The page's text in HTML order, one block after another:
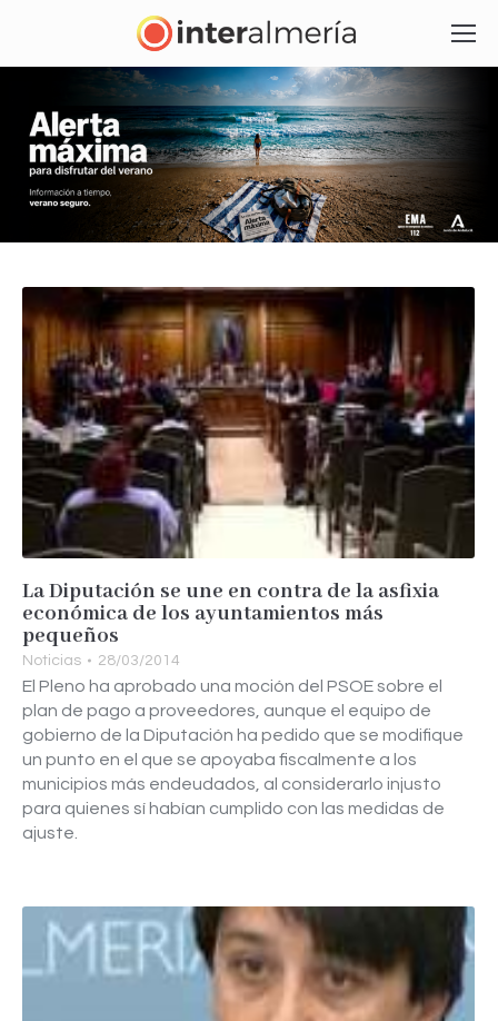
La Diputación se une en contra de la asfixia
económica de los ayuntamientos más
pequeños
Noticias 28/03/2014
El Pleno ha aprobado una moción del PSOE sobre el
plan de pago a proveedores, aunque el equipo de
gobierno de la Diputación ha pedido que se modifique
un punto en el que se apoyaba fiscalmente a los
municipios más endeudados, al considerarlo injusto
para quienes sí habían cumplido con las medidas de
ajuste.